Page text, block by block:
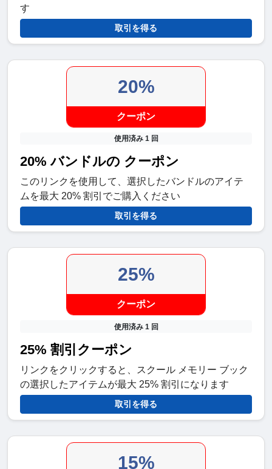
す
取引を得る
20%
クーポン
使用済み 1 回
20% バンドルの クーポン
このリンクを使用して、選択したバンドルのアイテ
ムを最大 20% 割引でご購入ください
取引を得る
25%
クーポン
使用済み 1 回
25% 割引クーポン
リンクをクリックすると、スクール メモリー ブック
の選択したアイテムが最大 25% 割引になります
取引を得る
15%